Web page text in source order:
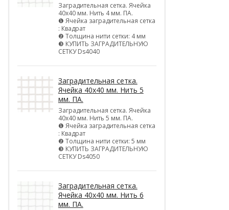
Заградительная сетка. Ячейка
40х40 мм. Нить 4 мм. ПА.
❶ Ячейка заградительная сетка
: Квадрат
❷ Толщина нити сетки: 4 мм
❸ КУПИТЬ ЗАГРАДИТЕЛЬНУЮ
СЕТКУ Ds4040
Заградительная сетка.
Ячейка 40х40 мм. Нить 5
мм. ПА.
Заградительная сетка. Ячейка
40х40 мм. Нить 5 мм. ПА.
❶ Ячейка заградительная сетка
: Квадрат
❷ Толщина нити сетки: 5 мм
❸ КУПИТЬ ЗАГРАДИТЕЛЬНУЮ
СЕТКУ Ds4050
Заградительная сетка.
Ячейка 40х40 мм. Нить 6
мм. ПА.